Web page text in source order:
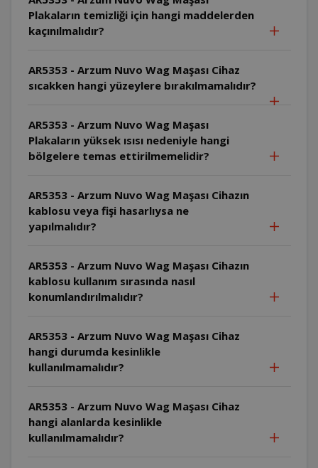
Plakaların temizliği için hangi maddelerden
kaçınılmalıdır?
AR5353 - Arzum Nuvo Wag Maşası Cihaz
sıcakken hangi yüzeylere bırakılmamalıdır?
AR5353 - Arzum Nuvo Wag Maşası
Plakaların yüksek ısısı nedeniyle hangi
bölgelere temas ettirilmemelidir?
AR5353 - Arzum Nuvo Wag Maşası Cihazın
kablosu veya fişi hasarlıysa ne
yapılmalıdır?
AR5353 - Arzum Nuvo Wag Maşası Cihazın
kablosu kullanım sırasında nasıl
konumlandırılmalıdır?
AR5353 - Arzum Nuvo Wag Maşası Cihaz
hangi durumda kesinlikle
kullanılmamalıdır?
AR5353 - Arzum Nuvo Wag Maşası Cihaz
hangi alanlarda kesinlikle
kullanılmamalıdır?